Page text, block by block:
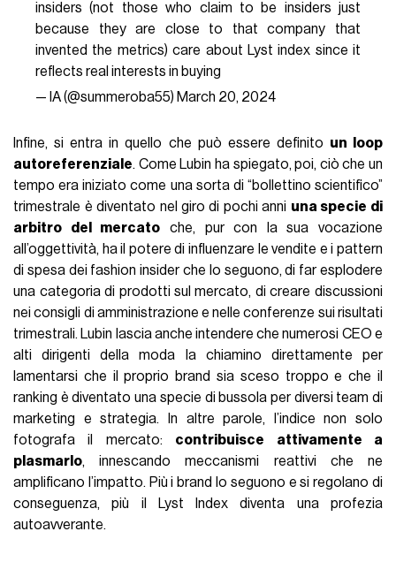
insiders (not those who claim to be insiders just
because they are close to that company that
invented the metrics) care about Lyst index since it
reflects real interests in buying
— IA (@summeroba55) March 20, 2024
Infine, si entra in quello che può essere definito un loop
autoreferenziale. Come Lubin ha spiegato, poi, ciò che un
tempo era iniziato come una sorta di “bollettino scientifico”
trimestrale è diventato nel giro di pochi anni una specie di
arbitro del mercato che, pur con la sua vocazione
all’oggettività, ha il potere di influenzare le vendite e i pattern
di spesa dei fashion insider che lo seguono, di far esplodere
una categoria di prodotti sul mercato, di creare discussioni
nei consigli di amministrazione e nelle conferenze sui risultati
trimestrali. Lubin lascia anche intendere che numerosi CEO e
alti dirigenti della moda la chiamino direttamente per
lamentarsi che il proprio brand sia sceso troppo e che il
ranking è diventato una specie di bussola per diversi team di
marketing e strategia. In altre parole, l’indice non solo
fotografa il mercato: contribuisce attivamente a
plasmarlo, innescando meccanismi reattivi che ne
amplificano l’impatto. Più i brand lo seguono e si regolano di
conseguenza, più il Lyst Index diventa una profezia
autoavverante.